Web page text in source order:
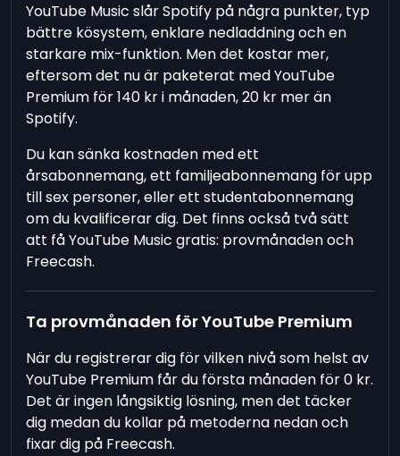
YouTube Music slår Spotify på några punkter, typ
bättre kösystem, enklare nedladdning och en
starkare mix-funktion. Men det kostar mer,
eftersom det nu är paketerat med YouTube
Premium för 140 kr i månaden, 20 kr mer än
Spotify.
Du kan sänka kostnaden med ett
årsabonnemang, ett familjeabonnemang för upp
till sex personer, eller ett studentabonnemang
om du kvalificerar dig. Det finns också två sätt
att få YouTube Music gratis: provmånaden och
Freecash.
Ta provmånaden för YouTube Premium
När du registrerar dig för vilken nivå som helst av
YouTube Premium får du första månaden för 0 kr.
Det är ingen långsiktig lösning, men det täcker
dig medan du kollar på metoderna nedan och
fixar dig på Freecash.